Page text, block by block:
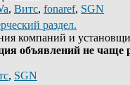
, Витс, fonaref, SGN
раздел.
компаний и
объявлений не чаще
, SGN